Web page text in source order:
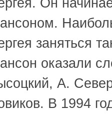
заняться
оказали
А.
В 1994